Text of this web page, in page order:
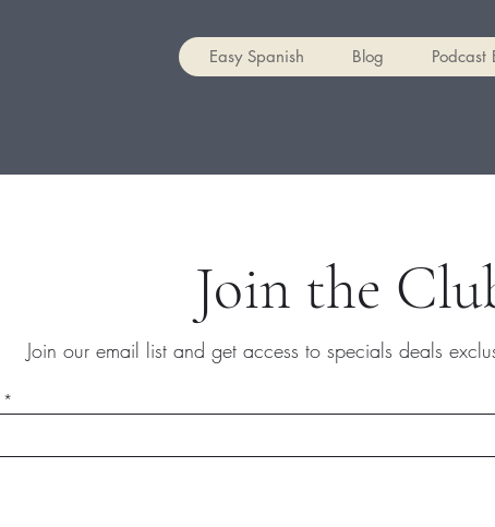
Easy Spanish Blog Podcast
Join the
Join our email list and get access to specials deals